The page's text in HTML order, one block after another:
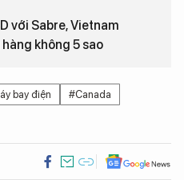
với Sabre, Vietnam
không 5 sao
bay điện
#Canada